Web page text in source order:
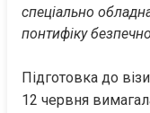
спеціально
понтифіку
Підготовка до
12 червня